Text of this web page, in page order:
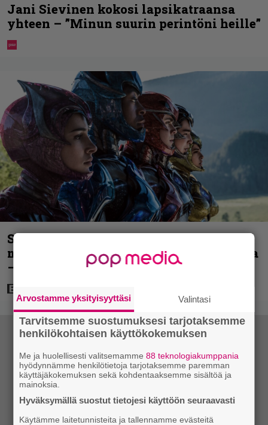
Jani Sievinen kokosi lapsikatraansa
yhteen – ”Minun suurin perintöni heille”
Scifihetki: Ilmaiskatselussa 100
miljoonan dollarin supersankarielokuva
– sai Suomessa 4017 katsojaa
Arvostamme yksityisyyttäsi Valintasi
Tarvitsemme suostumuksesi tarjotaksemme
henkilökohtaisen käyttökokemuksen
Me ja huolellisesti valitsemamme88 teknologiakumppania
hyödynnämme henkilötietoja tarjotaksemme paremman
käyttäjäkokemuksen sekä kohdentaaksemme sisältöä ja
mainoksia.
Hyväksymällä suostut tietojesi käyttöön seuraavasti
Käytämme laitetunnisteita ja tallennamme evästeitä